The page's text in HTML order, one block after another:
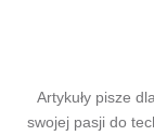
Artykuły pisze
swojej pasji do